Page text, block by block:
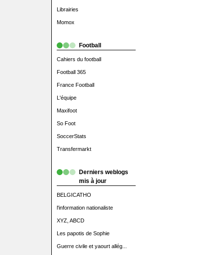
Librairies
Momox
Football
Cahiers du football
Football 365
France Football
L'équipe
Maxifoot
So Foot
SoccerStats
Transfermarkt
Derniers weblogs
mis à jour
BELGICATHO
l'information nationaliste
XYZ, ABCD
Les papotis de Sophie
Guerre civile et yaourt allég...